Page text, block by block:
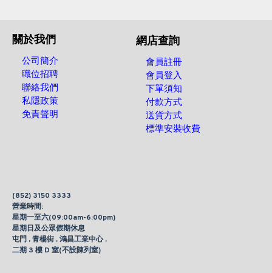
關於我們
公司簡介
職位招聘
聯絡我們
私隱政策
免責聲明
網店查詢
會員註冊
會員登入
下單須知
付款方式
送貨方式
標準安裝收費
(852) 3150 3333
營業時間:
星期一至六(09:00am-6:00pm)
星期日及公眾假期休息
屯門 , 青楊街 , 鴻昌工業中心 ,
二期 3 樓 D 室(不設陳列室)